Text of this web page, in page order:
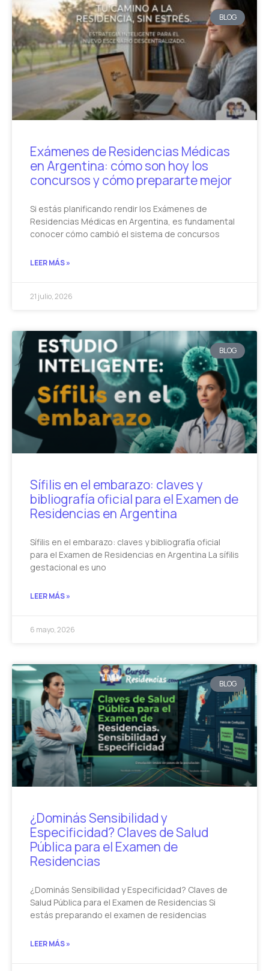
BLOG
Exámenes de Residencias Médicas
en Argentina: cómo son hoy los
concursos y cómo prepararte mejor
Si estás planificando rendir los Exámenes de
Residencias Médicas en Argentina, es fundamental
conocer cómo cambió el sistema de concursos
LEER MÁS »
21 julio, 2026
BLOG
Sífilis en el embarazo: claves y
bibliografía oficial para el Examen de
Residencias en Argentina
Sífilis en el embarazo: claves y bibliografía oficial
para el Examen de Residencias en Argentina La sífilis
gestacional es uno
LEER MÁS »
6 mayo, 2026
BLOG
¿Dominás Sensibilidad y
Especificidad? Claves de Salud
Pública para el Examen de
Residencias
¿Dominás Sensibilidad y Especificidad? Claves de
Salud Pública para el Examen de Residencias Si
estás preparando el examen de residencias
LEER MÁS »